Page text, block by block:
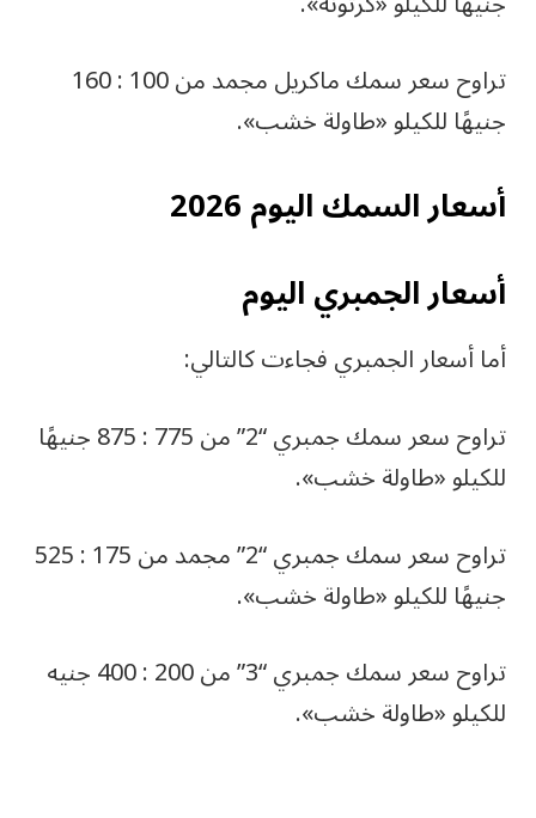
تراوح سعر سمك ماكريل مجمد من 100 : 160
جنيهًا للكيلو «طاولة خشب».
أسعار السمك اليوم 2026
أسعار الجمبري اليوم
أما أسعار الجمبري فجاءت كالتالي:
تراوح سعر سمك جمبري “2” من 775 : 875 جنيهًا
للكيلو «طاولة خشب».
تراوح سعر سمك جمبري “2” مجمد من 175 : 525
جنيهًا للكيلو «طاولة خشب».
تراوح سعر سمك جمبري “3” من 200 : 400 جنيه
للكيلو «طاولة خشب».